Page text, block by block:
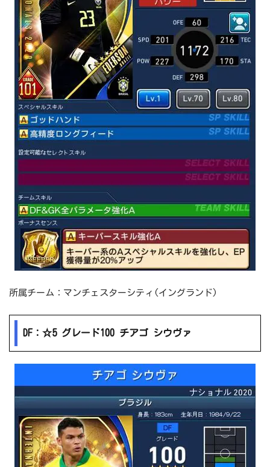
所属チーム：マンチェスターシティ(イングランド)
DF：☆5 グレード100 チアゴ シウヴァ